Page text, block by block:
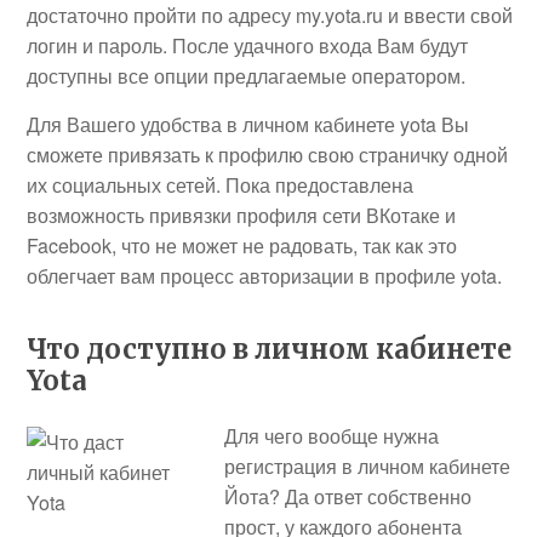
достаточно пройти по адресу my.yota.ru и ввести свой
логин и пароль. После удачного входа Вам будут
доступны все опции предлагаемые оператором.
Для Вашего удобства в личном кабинете yota Вы
сможете привязать к профилю свою страничку одной
их социальных сетей. Пока предоставлена
возможность привязки профиля сети ВКотаке и
Facebook, что не может не радовать, так как это
облегчает вам процесс авторизации в профиле yota.
Что доступно в личном кабинете
Yota
Для чего вообще нужна
регистрация в личном кабинете
Йота? Да ответ собственно
прост, у каждого абонента